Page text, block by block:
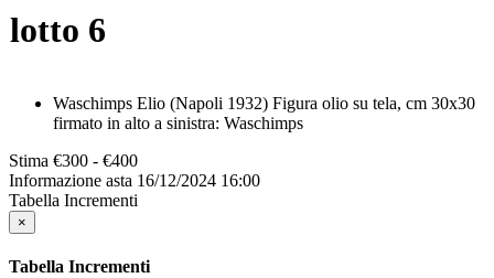
lotto 6
Waschimps Elio (Napoli 1932) Figura olio su tela, cm 30x30
firmato in alto a sinistra: Waschimps
Stima €300 - €400
Informazione asta 16/12/2024 16:00
Tabella Incrementi
×
Tabella Incrementi